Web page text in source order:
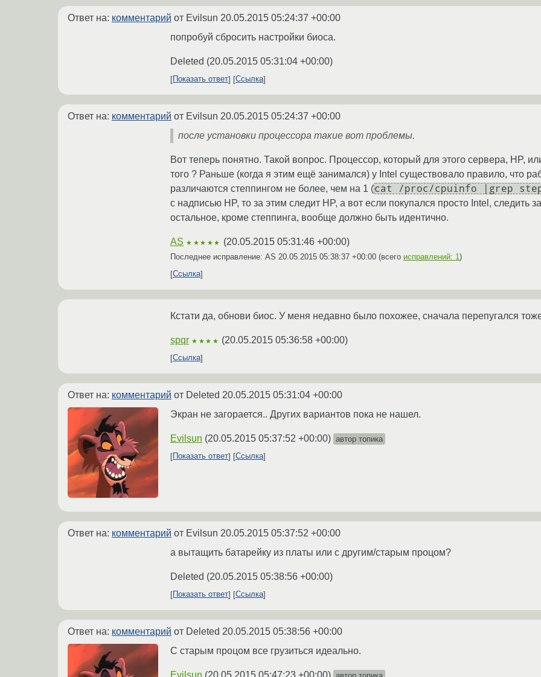
Ответ на: комментарий от Evilsun 20.05.2015 05:24:37 +00:00
попробуй сбросить настройки биоса.
Deleted (20.05.2015 05:31:04 +00:00)
Показать ответ Ссылка
Ответ на: комментарий от Evilsun 20.05.2015 05:24:37 +00:00
после установки процессора такие вот проблемы.
Вот теперь понятно. Такой вопрос. Процессор, который для этого сервера, HP,
того ? Раньше (когда я этим ещё занимался) у Intel существовало правило, что
различаются степпингом не более, чем на 1 (cat /proc/cpuinfo |grep
с надписью HP, то за этим следит HP, а вот если покупался просто Intel, следить
остальное, кроме степпинга, вообще должно быть идентично.
AS ★★★★★ (20.05.2015 05:31:46 +00:00)
Последнее исправление: AS 20.05.2015 05:38:37 +00:00 (всего исправлений: 1 )
Ссылка
Кстати да, обнови биос. У меня недавно было похожее, сначала перепугался
spqr ★★★★ (20.05.2015 05:36:58 +00:00)
Ссылка
Ответ на: комментарий от Deleted 20.05.2015 05:31:04 +00:00
Экран не загорается.. Других вариантов пока не нашел.
Evilsun (20.05.2015 05:37:52 +00:00) автор топика
Показать ответ
Ссылка
Ответ на: комментарий от Evilsun 20.05.2015 05:37:52 +00:00
а вытащить батарейку из платы или с другим/старым процом?
Deleted (20.05.2015 05:38:56 +00:00)
Показать ответ Ссылка
Ответ на: комментарий от Deleted 20.05.2015 05:38:56 +00:00
С старым процом все грузиться идеально.
Evilsun (20.05.2015 05:47:23 +00:00)